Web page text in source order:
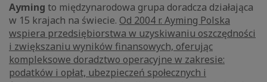
Ayming to międzynarodowa grupa doradcza działająca
w 15 krajach na świecie. Od 2004 r. Ayming Polska
wspiera przedsiębiorstwa w uzyskiwaniu oszczędności
i zwiększaniu wyników finansowych, oferując
kompleksowe doradztwo operacyjne w zakresie:
podatków i opłat, ubezpieczeń społecznych i